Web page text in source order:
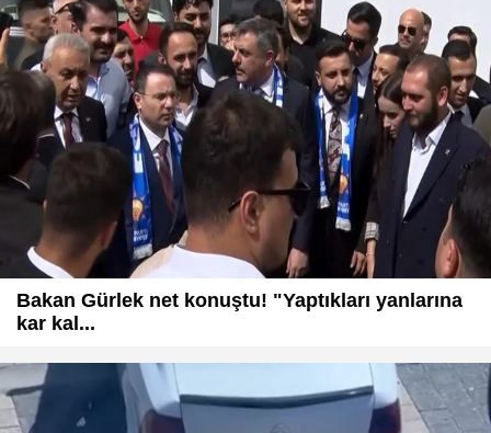
Bakan Gürlek net konuştu! "Yaptıkları yanlarına
kar kal...